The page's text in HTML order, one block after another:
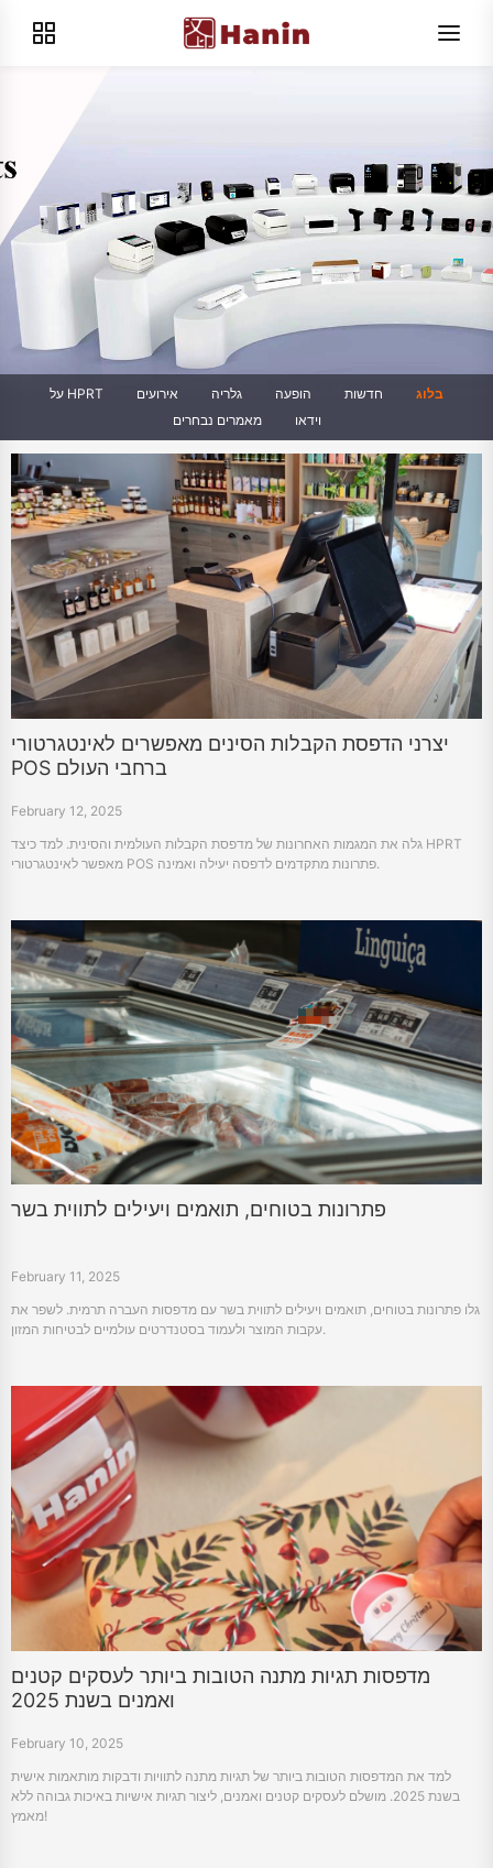
על HPRT אירועים גלריה הופעה חדשות
בלוג
מאמרים נבחרים
וידאו
יצרני הדפסת הקבלות הסינים מאפשרים לאינטגרטורי
POS ברחבי העולם
February 12, 2025
גלה את המגמות האחרונות של מדפסת הקבלות העולמית והסינית. למד כיצד HPRT
מאפשר לאינטגרטורי POS פתרונות מתקדמים לדפסה יעילה ואמינה.
פתרונות בטוחים, תואמים ויעילים לתווית בשר
February 11, 2025
גלו פתרונות בטוחים, תואמים ויעילים לתווית בשר עם מדפסות העברה תרמית. לשפר את
עקבות המוצר ולעמוד בסטנדרטים עולמיים לבטיחות המזון.
מדפסות תגיות מתנה הטובות ביותר לעסקים קטנים
ואמנים בשנת 2025
February 10, 2025
למד את המדפסות הטובות ביותר של תגיות מתנה לתוויות ודבקות מותאמות אישית
בשנת 2025. מושלם לעסקים קטנים ואמנים, ליצור תגיות אישיות באיכות גבוהה ללא
מאמץ!